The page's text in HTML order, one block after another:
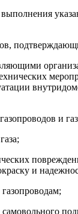
и
и
самовольного